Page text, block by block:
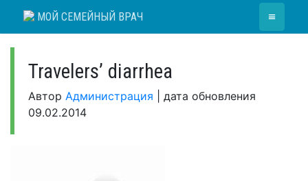
МОЙ СЕМЕЙНЫЙ ВРАЧ ≡
Travelers’ diarrhea
Автор Администрация
дата обновления
09.02.2014